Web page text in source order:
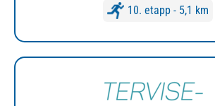
10. etapp - 5,1 km